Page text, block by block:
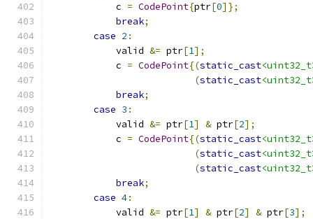
            c
= CodePoint{ptr[0]};
break;
case 2 :
            valid
&= ptr[1];
            c
= CodePoint{(static_cast
(static_cast
break;
case 3 :
            valid
&= ptr[1] & ptr[2];
            c
= CodePoint{(static_cast
(static_cast
(static_cast
break;
case 4:
            valid
&= ptr[1] & ptr[2] & ptr[3];